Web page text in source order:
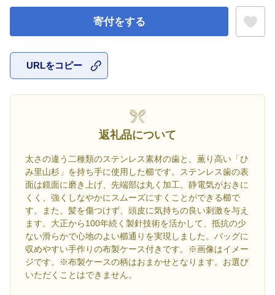
寄付をする
URLをコピー
返礼品について
太さの違う二種類のステンレス素材の歯と、薫り高い「ひ
み里山杉」を持ち手に使用した櫛です。ステンレス歯の表
面は鏡面に磨き上げ、先端部は丸く加工。静電気がおきに
くく、強くしなやかにスムーズにすくことができる櫛で
す。また、髪を傷つけず、頭皮に気持ちの良い刺激を与え
ます。大正から100年続く製針技術を活かして、抵抗の少
ない滑らかで心地のよい櫛通りを実現しました。バッグに
収めやすい手作りの布製ケース付きです。※画像はイメー
ジです。※布製ケースの柄はおまかせとなります。お選び
いただくことはできません。